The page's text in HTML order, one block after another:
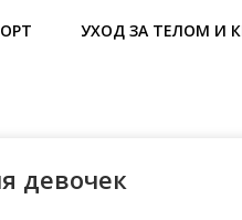
УХОД ЗА ТЕЛОМ И
девочек